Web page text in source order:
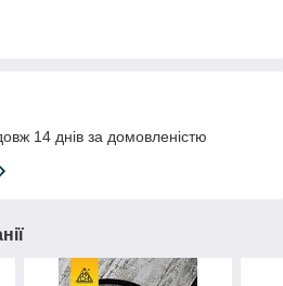
14 днів за домовленістю